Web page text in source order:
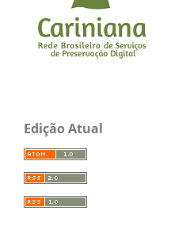
Edição Atual